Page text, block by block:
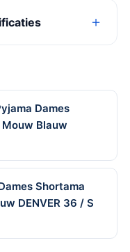
Dames
Blauw
Shortama
DENVER 36 / S